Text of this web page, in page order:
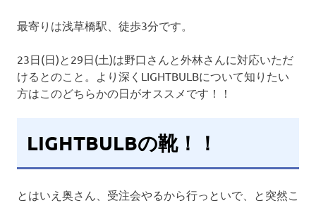
最寄りは浅草橋駅、徒歩3分です。
23日(日)と29日(土)は野口さんと外林さんに対応いただ
けるとのこと。より深くLIGHTBULBについて知りたい
方はこのどちらかの日がオススメです！！
LIGHTBULBの靴！！
とはいえ奥さん、受注会やるから行っといで、と突然こ